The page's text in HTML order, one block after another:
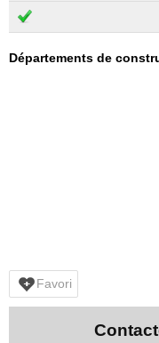
Départements de
Favori